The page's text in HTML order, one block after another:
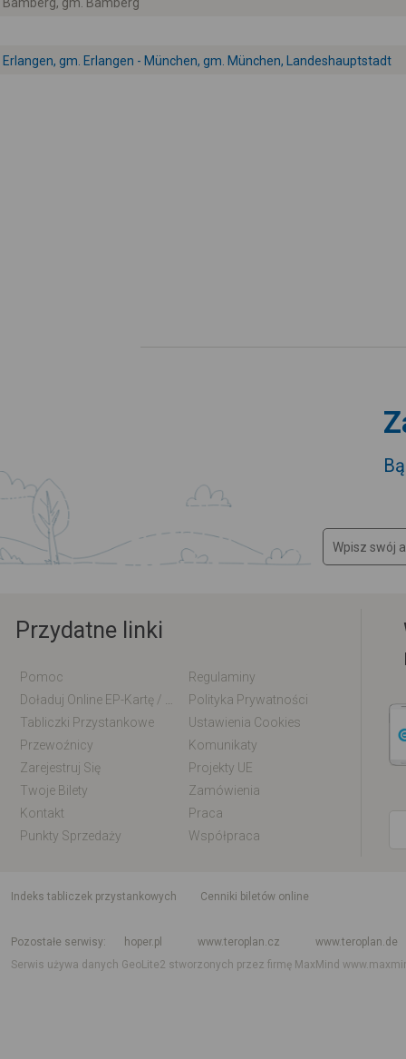
Erlangen, gm. Erlangen - München, gm. München, Landeshauptstadt
Przydatne linki
Pomoc
Regulaminy
Polityka Prywatności
Tabliczki Przystankowe
Ustawienia Cookies
Przewoźnicy
Komunikaty
Zarejestruj Się
Projekty UE
Twoje Bilety
Zamówienia
Kontakt
Praca
Punkty Sprzedaży
Współpraca
indeks tabliczek przystankowych
Cenniki biletów online
Pozostałe serwisy
hoper.pl www.teroplan.cz
www.teroplan.de
Serwis używa danych GeoLite2 stworzonych przez firmę MaxMind